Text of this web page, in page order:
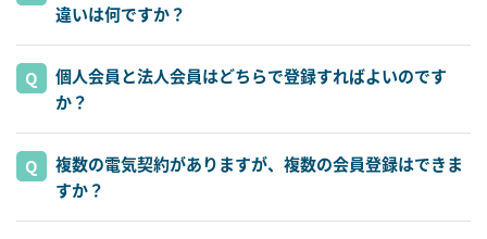
違いは何ですか？
個人会員と法人会員はどちらで登録すればよいのです
か？
複数の電気契約がありますが、複数の会員登録はできま
すか？